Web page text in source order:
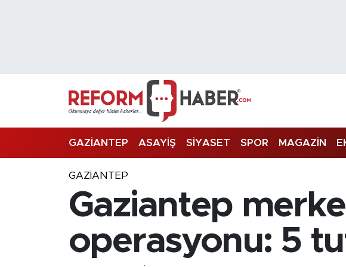
GAZİANTEP ASAYİŞ SİYASET SPOR MAGAZİN
GAZIANTEP
Gaziantep
operasyonu: 5
Trafik Durumu
Süper Lig Puan Durumu ve Fikstür
Son Dakika Haberleri